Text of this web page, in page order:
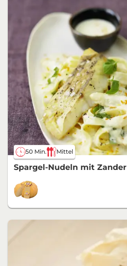
50 Min. Mittel
Spargel-Nudeln mit Zander